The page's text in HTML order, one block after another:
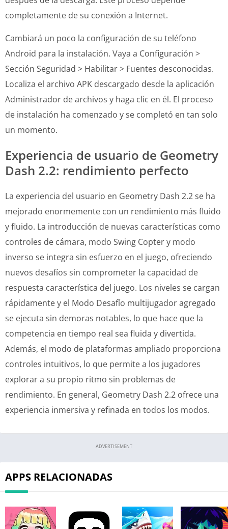
completamente de su conexión a Internet.
Cambiará un poco la configuración de su teléfono
Android para la instalación. Vaya a Configuración >
Sección Seguridad > Habilitar > Fuentes desconocidas.
Localiza el archivo APK descargado desde la aplicación
Administrador de archivos y haga clic en él. El proceso
de instalación ha comenzado y se completó en tan solo
un momento.
Experiencia de usuario de Geometry
Dash 2.2: rendimiento perfecto
La experiencia del usuario en Geometry Dash 2.2 se ha
mejorado enormemente con un rendimiento más fluido
y fluido. La introducción de nuevas características como
controles de cámara, modo Swing Copter y modo
inverso se integra sin esfuerzo en el juego, ofreciendo
nuevos desafíos sin comprometer la capacidad de
respuesta característica del juego. Los niveles se cargan
rápidamente y el Modo Desafío multijugador agregado
se ejecuta sin demoras notables, lo que hace que la
competencia en tiempo real sea fluida y divertida.
Además, el modo de plataformas ampliado proporciona
controles intuitivos, lo que permite a los jugadores
explorar a su propio ritmo sin problemas de
rendimiento. En general, Geometry Dash 2.2 ofrece una
experiencia inmersiva y refinada en todos los modos.
ADVERTISEMENT
APPS RELACIONADAS